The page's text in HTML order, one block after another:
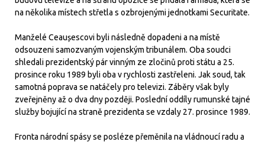
na několika místech střetla s ozbrojenými jednotkami Securitate.
Manželé Ceaușescovi byli následně dopadeni a na místě
odsouzeni samozvaným vojenským tribunálem. Oba soudci
shledali prezidentský pár vinným ze zločinů proti státu a 25.
prosince roku 1989 byli oba v rychlosti zastřeleni. Jak soud, tak
samotná poprava se natáčely pro televizi. Záběry však byly
zveřejněny až o dva dny později. Poslední oddíly rumunské tajné
služby bojující na straně prezidenta se vzdaly 27. prosince 1989.
Fronta národní spásy se posléze přeměnila na vládnoucí radu a